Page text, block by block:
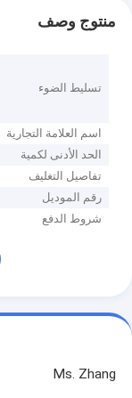
منتوج وصف
تسليط الضوء
اسم العلامة التجارية
الحد الأدنى لكمية
تفاصيل التغليف
رقم الموديل
شروط الدفع
Ms. Zhang